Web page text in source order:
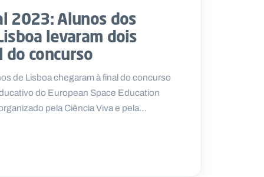
2023: Alunos dos
levaram dois
concurso
de Lisboa chegaram à final do concurso
do European Space Education
pela Ciência Viva e pela…